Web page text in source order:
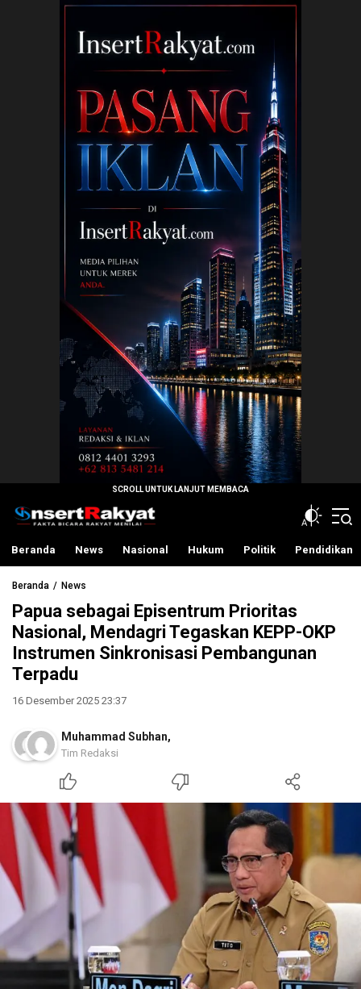
InsertRakyat.com
Fakta Bicara Rakyat Menilai
Beranda News Nasional Hukum Politik Pendidikan
Beranda News
Papua sebagai Episentrum Prioritas
Nasional, Mendagri Tegaskan KEPP-OKP
Instrumen Sinkronisasi Pembangunan
Terpadu
16 Desember 2025 23:37
Muhammad Subhan,
Tim Redaksi